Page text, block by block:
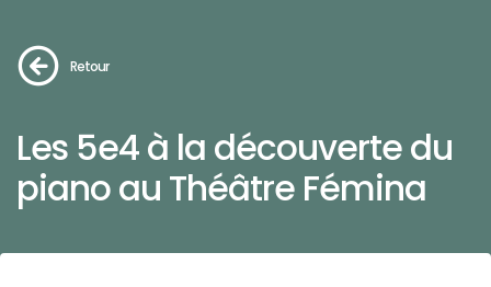
Retour
Les 5e4 à la découverte du
piano au Théâtre Fémina